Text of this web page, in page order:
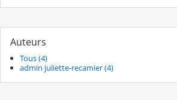
Auteurs
Tous (4)
admin juliette-recamier (4)